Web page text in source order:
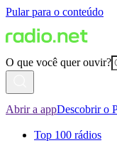
Pular para o conteúdo
O que você quer ouvir?
Abrir a appDescobrir o
Top 100 rádios